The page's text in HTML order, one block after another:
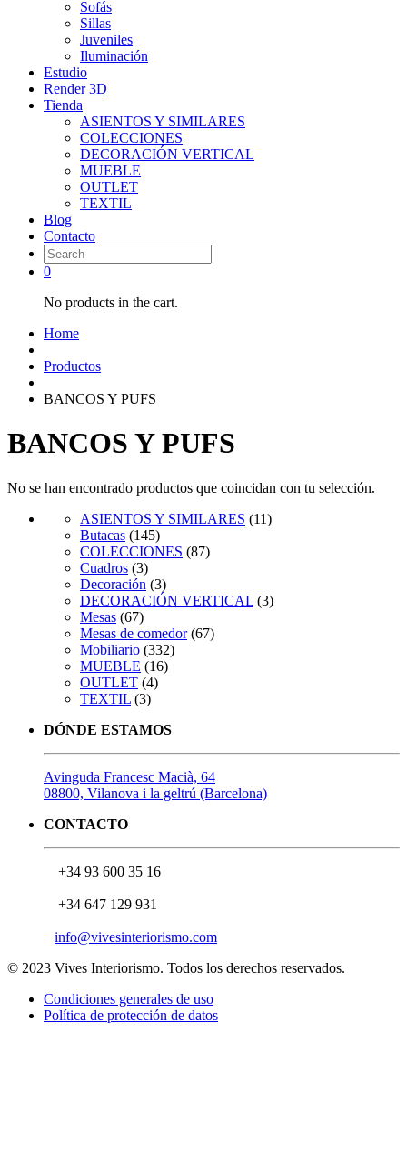
Sofás
Sillas
Juveniles
Iluminación
Estudio
Render 3D
Tienda
ASIENTOS Y SIMILARES
COLECCIONES
DECORACIÓN VERTICAL
MUEBLE
OUTLET
TEXTIL
Blog
Contacto
0
No products in the cart.
Home
Productos
BANCOS Y PUFS
BANCOS Y PUFS
No se han encontrado productos que coincidan con tu selección.
ASIENTOS Y SIMILARES (11)
Butacas (145)
COLECCIONES (87)
Cuadros (3)
Decoración (3)
DECORACIÓN VERTICAL (3)
Mesas (67)
Mesas de comedor (67)
Mobiliario (332)
MUEBLE (16)
OUTLET (4)
TEXTIL (3)
DÓNDE ESTAMOS
Avinguda Francesc Macià, 64
08800, Vilanova i la geltrú (Barcelona)
CONTACTO
+34 93 600 35 16
+34 647 129 931
info@vivesinteriorismo.com
© 2023 Vives Interiorismo. Todos los derechos reservados.
Condiciones generales de uso
Política de protección de datos